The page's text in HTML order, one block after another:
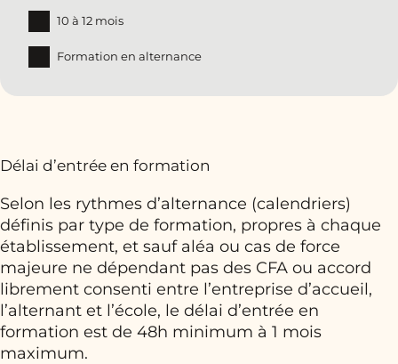
10 à 12 mois
Formation en alternance
Délai d’entrée en formation
Selon les rythmes d’alternance (calendriers)
définis par type de formation, propres à chaque
établissement, et sauf aléa ou cas de force
majeure ne dépendant pas des CFA ou accord
librement consenti entre l’entreprise d’accueil,
l’alternant et l’école, le délai d’entrée en
formation est de 48h minimum à 1 mois
maximum.